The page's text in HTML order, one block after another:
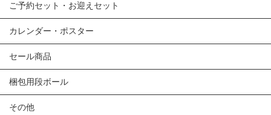
ご予約セット・お迎えセット
カレンダー・ポスター
セール商品
梱包用段ボール
その他